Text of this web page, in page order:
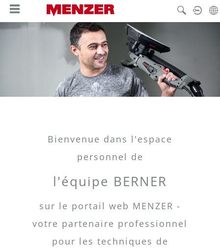
principal
Bienvenue dans l'espace
personnel de
l'équipe BERNER
sur le portail web MENZER -
votre partenaire professionnel
pour les techniques de